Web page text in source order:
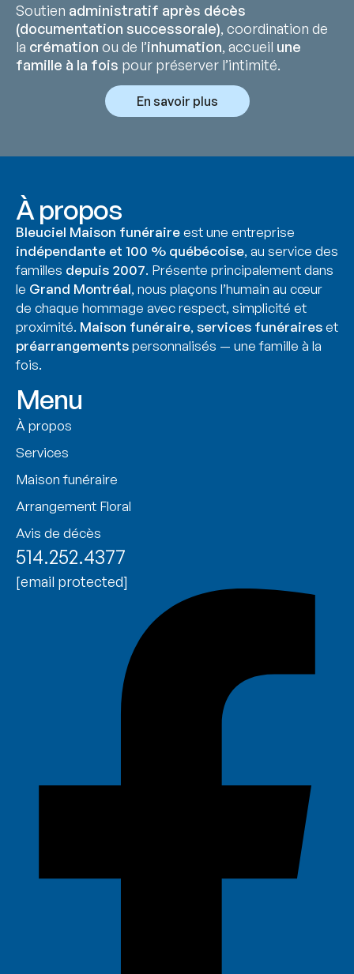
Soutien administratif après décès
(documentation successorale), coordination de
la crémation ou de l’inhumation, accueil une
famille à la fois pour préserver l’intimité.
En savoir plus
À propos
Bleuciel Maison funéraireest une entreprise
indépendante et 100 % québécoise, au service des
familles depuis 2007. Présente principalement dans
le Grand Montréal, nous plaçons l’humain au cœur
de chaque hommage avec respect, simplicité et
proximité. Maison funéraire, services funéraireset
préarrangementspersonnalisés — une famille à la
fois.
Menu
À propos
Services
Maison funéraire
Arrangement Floral
Avis de décès
514.252.4377
[email protected]